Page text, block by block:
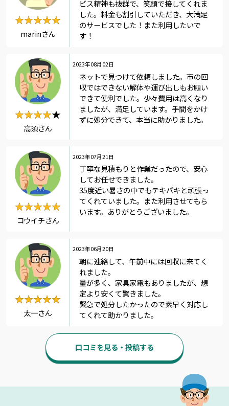
★★★★★
★★★★★
marinさん
ビス精神も抜群で、笑顔で接してくれま
した。料金も割引していただき、大満足
のサービスでした！また利用したいで
す！
2023年08月02日
★★★★★
★★★★
高須さん
ネットで見つけて依頼しました。市の回
収ではできない解体や運び出しもお願い
できて便利でした。少々費用は高くなり
ましたが、満足しています。手間をかけ
ずに処分できて、本当に助かりました。
2023年07月21日
★★★★★
★★★★★
コウイチさん
丁寧な見積もりと作業だったので、安心
してお任せできました。
35度近い暑さの中でもテキパキと頑張っ
てくれていました。また利用させてもら
います。ありがとうございました。
2023年06月20日
★★★★★
★★★★★
太一さん
朝に連絡して、午前中には回収に来てく
れました。
量が多く、家具家電もありましたが、想
定より安くて驚きました。
緊急で処分したかったので素早く対応し
てくれて助かりました。
口コミを見る・投稿する